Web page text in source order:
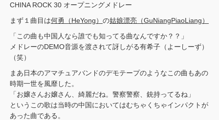
CHINA ROCK 30 オープニングメドレー
まず１曲目は何勇（HeYong） の姑娘漂亮（GuNiangPiaoLiang）
「この曲も中国人なら誰でも知ってる曲なんですか？？」
メドレーのDEMO音源を渡されて訝しがる有希子（よーしーず）
（笑）
まあ日本のアマチュアバンドのデモテープのようなこの曲もあの
時期一世を風靡した。
「お嬢さんお嬢さん、綺麗だね。警察警察、銃持ってるね」
というこの歌は当時の中国においてはむちゃくちゃインパクトが
あった曲である。